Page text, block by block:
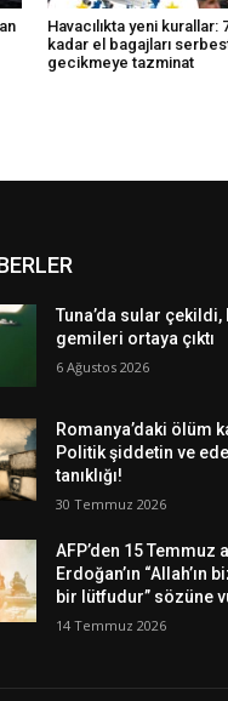
Havacılıkta yeni kurallar:
kadar el bagajları
gecikmeye tazminat
Tuna’da sular çekildi,
gemileri ortaya çıktı
6 Ağustos 2026
Romanya’daki ölüm
Politik şiddetin ve
tanıklığı!
30 Temmuz 2026
AFP’den 15 Temmuz
Erdoğan’ın “Allah’ın
bir lütfudur” sözüne
14 Temmuz 2026